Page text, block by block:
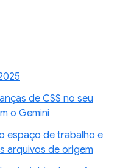
de CSS no seu
o Gemini
espaço de trabalho e
arquivos de origem